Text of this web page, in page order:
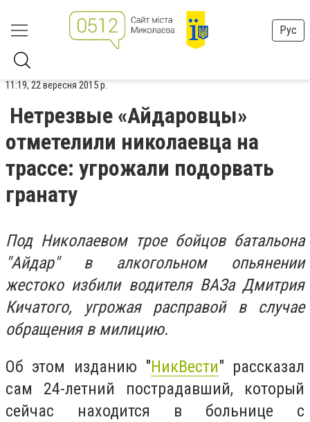
Рус
11:19, 22 вересня 2015 р.
Нетрезвые «Айдаровцы»
отметелили николаевца на
трассе: угрожали подорвать
гранату
Под Николаевом трое бойцов батальона
"Айдар" в алкогольном опьянении
жестоко избили водителя ВАЗа Дмитрия
Кичатого, угрожая расправой в случае
обращения в милицию.
Об этом изданию "НикВести" рассказал
сам 24-летний пострадавший, который
сейчас находится в больнице с